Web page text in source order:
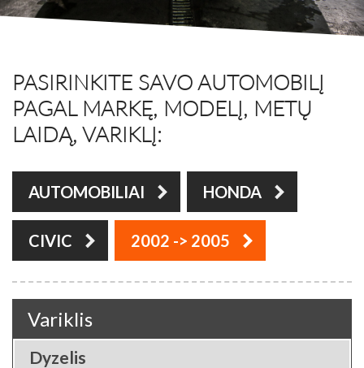
PASIRINKITE SAVO AUTOMOBILĮ
PAGAL MARKĘ, MODELĮ, METŲ
LAIDĄ, VARIKLĮ:
AUTOMOBILIAI HONDA
CIVIC 2002 -> 2005
Variklis
Dyzelis